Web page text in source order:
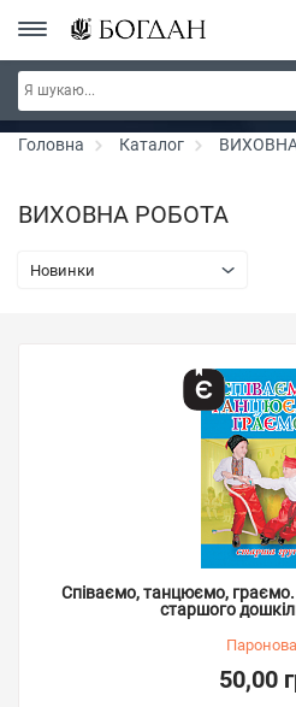
РОЗПРОДАЖ ~ 150 грн ~ 200 грн ~ 250
300 грн ~ РОЗПРОДАЖ
Головна Каталог
ВИХОВНА РОБОТА
Новинки
Співаємо, танцюємо, граємо.
старшого
50,00